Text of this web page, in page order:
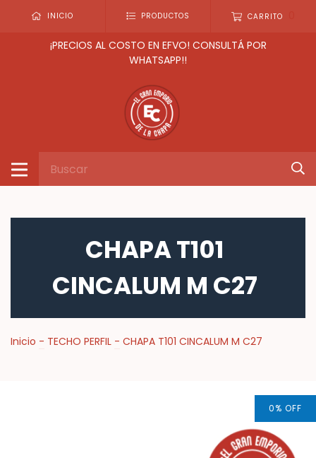
INICIO PRODUCTOS CARRITO
¡PRECIOS AL COSTO EN EFVO! CONSULTÁ POR
WHATSAPP!!
CHAPA T101
CINCALUM M C27
Inicio - TECHO PERFIL - CHAPA T101 CINCALUM M C27
0% OFF